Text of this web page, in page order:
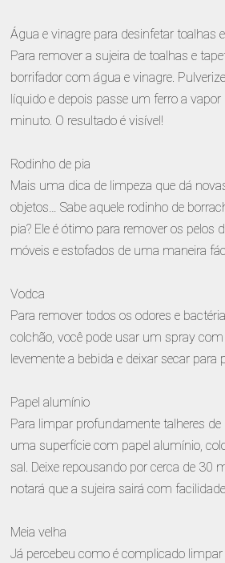
Água e vinagre para desinfetar toalhas
Para remover a sujeira de toalhas e
borrifador com água e vinagre.
líquido e depois passe um ferro a vapor
minuto. O resultado é visível!
Rodinho de pia
Mais uma dica de limpeza que dá
objetos… Sabe aquele rodinho de
pia? Ele é ótimo para remover os pelos
móveis e estofados de uma maneira
Vodca
Para remover todos os odores e
colchão, você pode usar um spray
levemente a bebida e deixar secar para
Papel alumínio
Para limpar profundamente talheres
uma superfície com papel alumínio,
sal. Deixe repousando por cerca de 30
notará que a sujeira sairá com
Meia velha
Já percebeu como é complicado limpar